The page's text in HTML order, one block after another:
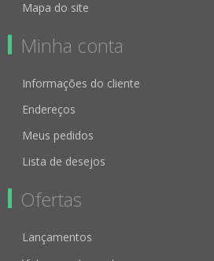
Mapa do site
Minha conta
Informações do cliente
Endereços
Meus pedidos
Lista de desejos
Ofertas
Lançamentos